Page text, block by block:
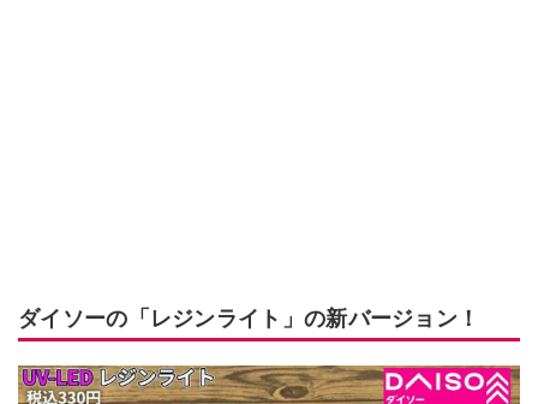
ダイソーの「レジンライト」の新バージョン！